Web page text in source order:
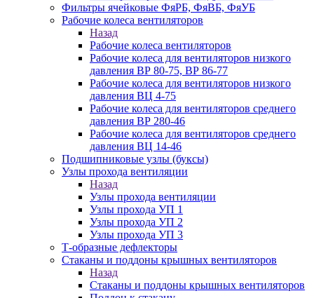
Фильтры ячейковые ФяРБ, ФяВБ, ФяУБ
Рабочие колеса вентиляторов
Назад
Рабочие колеса вентиляторов
Рабочие колеса для вентиляторов низкого
давления ВР 80-75, ВР 86-77
Рабочие колеса для вентиляторов низкого
давления ВЦ 4-75
Рабочие колеса для вентиляторов среднего
давления ВР 280-46
Рабочие колеса для вентиляторов среднего
давления ВЦ 14-46
Подшипниковые узлы (буксы)
Узлы прохода вентиляции
Назад
Узлы прохода вентиляции
Узлы прохода УП 1
Узлы прохода УП 2
Узлы прохода УП 3
Т-образные дефлекторы
Стаканы и поддоны крышных вентиляторов
Назад
Стаканы и поддоны крышных вентиляторов